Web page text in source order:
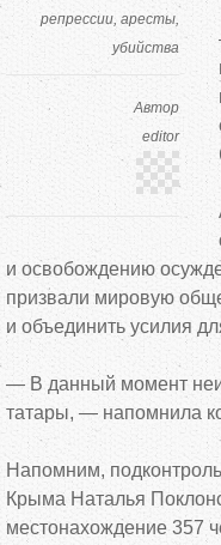
репрессии аресты
убийства
Автор
editor
и освобождению
призвали мировую
и объединить усилия
— В данный момент
татары, — напомнила
Напомним,
Крыма Наталья
местонахождение 357